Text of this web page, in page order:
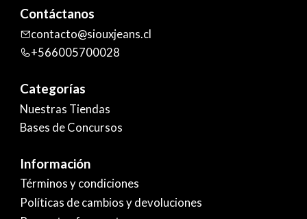
Contáctanos
contacto@siouxjeans.cl
+566005700028
Categorías
Nuestras Tiendas
Bases de Concursos
Información
Términos y condiciones
Políticas de cambios y devoluciones